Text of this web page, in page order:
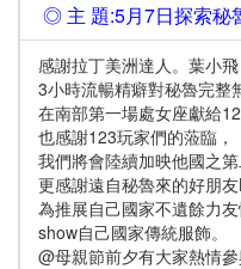
◎ 主 題:5月7日探索秘
感謝拉丁美洲達人。葉小飛
3小時流暢精癖對秘魯完整
在南部第一場處女座獻給
也感謝123玩家們的蒞臨，
我們將會陸續加映他國之
更感謝遠自秘魯來的好朋
為推展自己國家不遺餘力友
show自己國家傳統服飾。
@母親節前夕有大家熱情參